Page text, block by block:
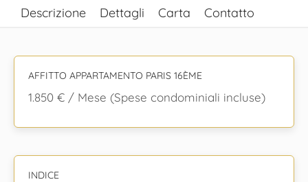
Descrizione Dettagli Carta Contatto
AFFITTO APPARTAMENTO PARIS 16ÈME
1.850 € / Mese (Spese condominiali incluse)
INDICE